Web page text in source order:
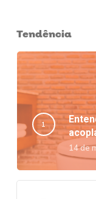
Tendência
14 de